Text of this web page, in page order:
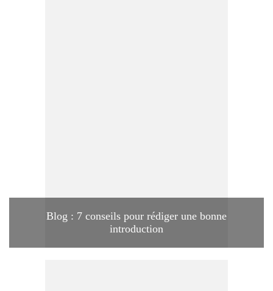
Blog : 7 conseils pour rédiger une bonne
introduction